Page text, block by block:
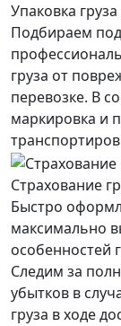
Упаковка груза
Подбираем
груза от
перевозке. В
маркировка и
Страхование
Быстро
максимально
особенностей
Следим за
убытков в
груза в ходе